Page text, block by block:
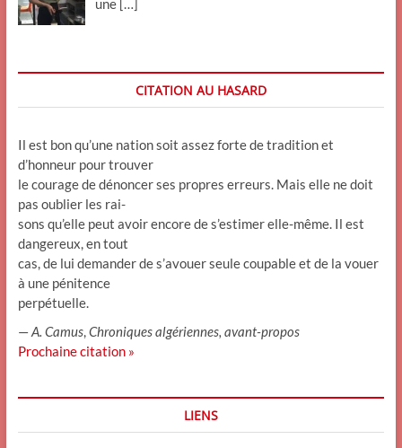
une […]
CITATION AU HASARD
Il est bon qu’une nation soit assez forte de tradition et
d’honneur pour trouver
le courage de dénoncer ses propres erreurs. Mais elle ne doit
pas oublier les rai-
sons qu’elle peut avoir encore de s’estimer elle-même. Il est
dangereux, en tout
cas, de lui demander de s’avouer seule coupable et de la vouer
à une pénitence
perpétuelle.
—A. Camus, Chroniques algériennes, avant-propos
Prochaine citation »
LIENS